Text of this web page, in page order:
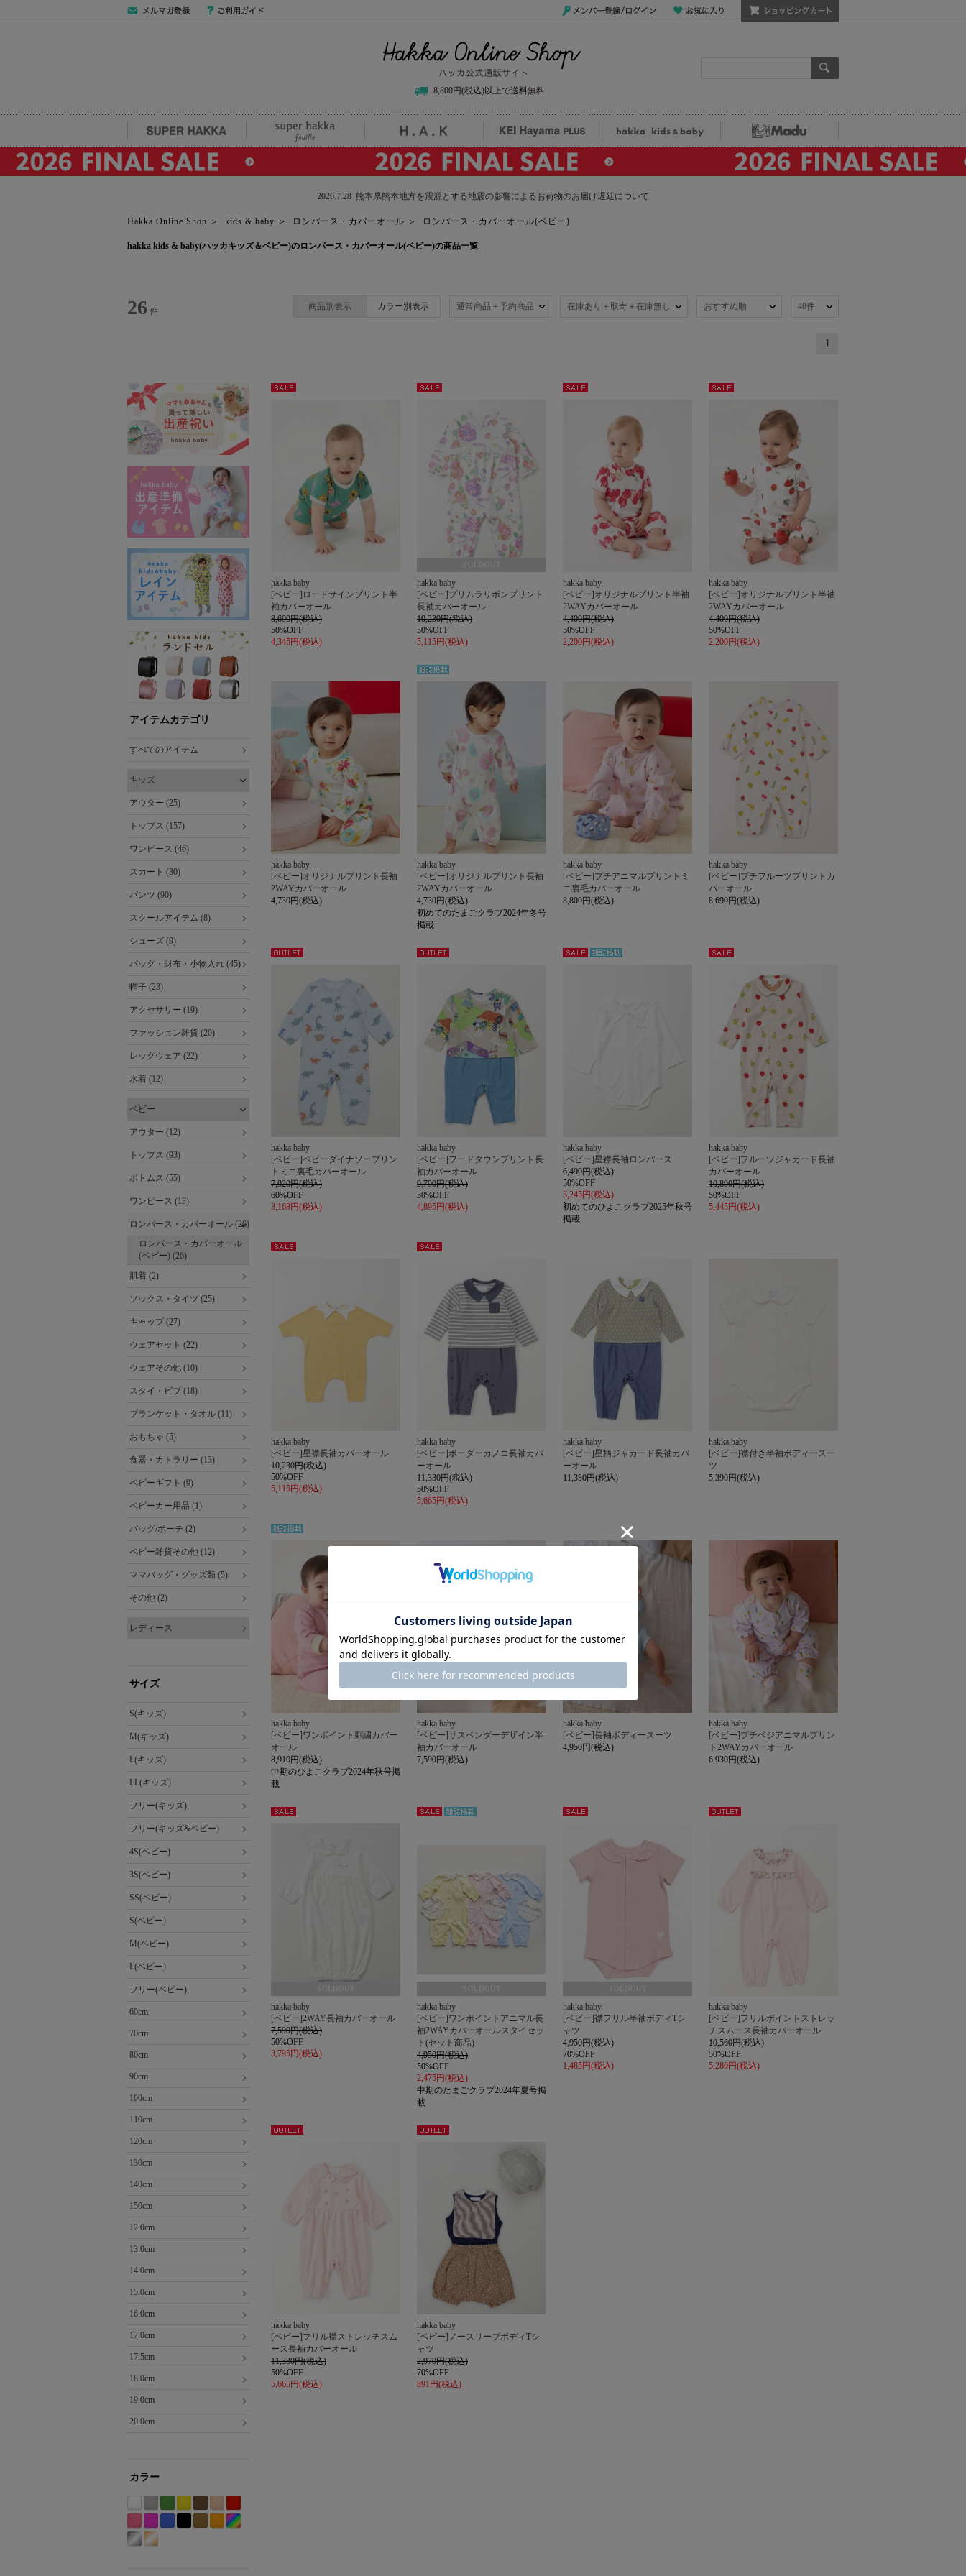
8,800円(税込)以上で送料無料
SUPER HAKKA H.A.K KEI Hayama PLUS Madu
2026.7.28 熊本県熊本地方を震源とする地震の影響によるお荷物のお届け遅延について
Hakka Online Shop ＞ kids & baby ＞ ロンパース・カバーオール ＞ ロンパース・カバーオール(ベビー)
hakka kids & baby(ハッカキッズ＆ベビー)のロンパース・カバーオール(ベビー)の商品一覧
26 件 商品別表示 カラー別表示 通常商品＋予約商品 在庫あり＋取寄＋在庫無し おすすめ順 40件
1
アイテムカテゴリ
すべてのアイテム
キッズ
アウター (25)
トップス (157)
ワンピース (46)
スカート (30)
パンツ (90)
スクールアイテム (8)
シューズ (9)
バッグ・財布・小物入れ (45)
帽子 (23)
アクセサリー (19)
ファッション雑貨 (20)
レッグウェア (22)
水着 (12)
ベビー
アウター (12)
トップス (93)
ボトムス (55)
ワンピース (13)
ロンパース・カバーオール (26)
ロンパース・カバーオール
(ベビー) (26)
肌着 (2)
ソックス・タイツ (25)
キャップ (27)
ウェアセット (22)
ウェアその他 (10)
スタイ・ビブ (18)
ブランケット・タオル (11)
おもちゃ (5)
食器・カトラリー (13)
ベビーギフト (9)
ベビーカー用品 (1)
バッグ/ポーチ (2)
ベビー雑貨その他 (12)
ママバッグ・グッズ類 (5)
その他 (2)
レディース
サイズ
S(キッズ)
M(キッズ)
L(キッズ)
LL(キッズ)
フリー(キッズ)
フリー(キッズ&ベビー)
4S(ベビー)
3S(ベビー)
SS(ベビー)
S(ベビー)
M(ベビー)
L(ベビー)
フリー(ベビー)
60cm
70cm
80cm
90cm
100cm
110cm
120cm
130cm
140cm
150cm
12.0cm
13.0cm
14.0cm
15.0cm
16.0cm
17.0cm
17.5cm
18.0cm
19.0cm
20.0cm
カラー
ホ
ワ
イ
グ
レ
ー
グ
リ
イ
エ
ブ
ラ
ベ
ー
レ
ッ
ピ
ン
パ
ー
hakka baby
[ベビー]ロードサインプリント半
袖カバーオール
8,690円(税込)
50%OFF
4,345円(税込)
SOLDOUT
hakka baby
[ベビー]プリムラリボンプリント
長袖カバーオール
10,230円(税込)
50%OFF
5,115円(税込)
hakka baby
[ベビー]オリジナルプリント半袖
2WAYカバーオール
4,400円(税込)
50%OFF
2,200円(税込)
hakka baby
[ベビー]オリジナルプリント半袖
2WAYカバーオール
4,400円(税込)
50%OFF
2,200円(税込)
hakka baby
[ベビー]オリジナルプリント長袖
2WAYカバーオール
4,730円(税込)
hakka baby
[ベビー]オリジナルプリント長袖
2WAYカバーオール
4,730円(税込)
初めてのたまごクラブ2024年冬号
掲載
hakka baby
[ベビー]プチアニマルプリントミ
ニ裏毛カバーオール
8,800円(税込)
hakka baby
[ベビー]プチフルーツプリントカ
バーオール
8,690円(税込)
hakka baby
[ベビー]ベビーダイナソープリン
トミニ裏毛カバーオール
7,920円(税込)
60%OFF
3,168円(税込)
hakka baby
[ベビー]フードタウンプリント長
袖カバーオール
9,790円(税込)
50%OFF
4,895円(税込)
hakka baby
[ベビー]星襟長袖ロンパース
6,490円(税込)
50%OFF
3,245円(税込)
初めてのひよこクラブ2025年秋号
掲載
hakka baby
[ベビー]フルーツジャカード長袖
カバーオール
10,890円(税込)
50%OFF
5,445円(税込)
hakka baby
[ベビー]星襟長袖カバーオール
10,230円(税込)
50%OFF
5,115円(税込)
hakka baby
[ベビー]ボーダーカノコ長袖カバ
ーオール
11,330円(税込)
50%OFF
5,665円(税込)
hakka baby
[ベビー]星柄ジャカード長袖カバ
ーオール
11,330円(税込)
hakka baby
[ベビー]襟付き半袖ボディースー
ツ
5,390円(税込)
hakka baby
[ベビー]ワンポイント刺繍カバー
オール
8,910円(税込)
中期のひよこクラブ2024年秋号掲
載
hakka baby
[ベビー]サスペンダーデザイン半
袖カバーオール
7,590円(税込)
hakka baby
[ベビー]長袖ボディースーツ
4,950円(税込)
hakka baby
[ベビー]プチベジアニマルプリン
ト2WAYカバーオール
6,930円(税込)
SOLDOUT
hakka baby
[ベビー]2WAY長袖カバーオール
7,590円(税込)
50%OFF
3,795円(税込)
SOLDOUT
hakka baby
[ベビー]ワンポイントアニマル長
袖2WAYカバーオールスタイセッ
ト(セット商品)
4,950円(税込)
50%OFF
2,475円(税込)
中期のたまごクラブ2024年夏号掲
載
SOLDOUT
hakka baby
[ベビー]襟フリル半袖ボディTシ
ャツ
4,950円(税込)
70%OFF
1,485円(税込)
hakka baby
[ベビー]フリルポイントストレッ
チスムース長袖カバーオール
10,560円(税込)
50%OFF
5,280円(税込)
hakka baby
[ベビー]フリル襟ストレッチスム
ース長袖カバーオール
11,330円(税込)
50%OFF
5,665円(税込)
hakka baby
[ベビー]ノースリーブボディTシ
ャツ
2,970円(税込)
70%OFF
891円(税込)